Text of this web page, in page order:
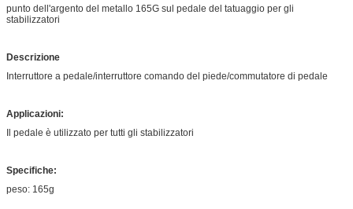
punto dell'argento del metallo 165G sul pedale del tatuaggio per gli
stabilizzatori
Descrizione
Interruttore a pedale/interruttore comando del piede/commutatore di pedale
Applicazioni:
Il pedale è utilizzato per tutti gli stabilizzatori
Specifiche:
peso: 165g